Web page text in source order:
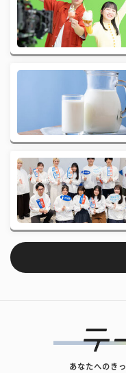
あなたへのき